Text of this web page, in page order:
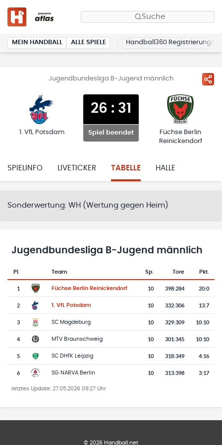
Suche
MEIN HANDBALL ALLE SPIELE Handball360 Registrierung
Jugendbundesliga B-Jugend männlich
1. VfL Potsdam
26 : 31
Spiel beendet
Füchse Berlin
Reinickendorf
SPIELINFO LIVETICKER TABELLE HALLE
Sonderwertung: WH (Wertung gegen Heim)
Jugendbundesliga B-Jugend männlich
Tabelle mit Vereinsplatzierungen, Spielen, Toren und Punkten
Pl.
Team-Logo
Team Sp. Tore Pkt.
1 Füchse Berlin Reinickendorf 10 398:284 20:0
2 1. VfL Potsdam 10 332:306 13:7
3 SC Magdeburg 10 329:309 10:10
4 MTV Braunschweig 10 301:345 10:10
5 SC DHfK Leipzig 10 318:349 4:16
6 SG NARVA Berlin 10 313:398 3:17
letztes Update: 27.05.2026 09:27 Uhr
© 2026 Handball.net